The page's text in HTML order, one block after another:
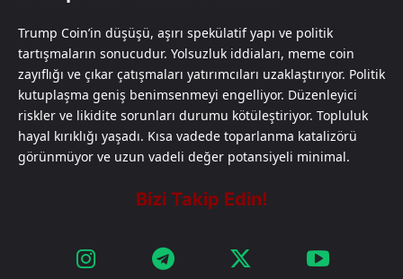
Trump Coin’in düşüşü, aşırı spekülatif yapı ve politik
tartışmaların sonucudur. Yolsuzluk iddiaları, meme coin
zayıflığı ve çıkar çatışmaları yatırımcıları uzaklaştırıyor. Politik
kutuplaşma geniş benimsenmeyi engelliyor. Düzenleyici
riskler ve likidite sorunları durumu kötüleştiriyor. Topluluk
hayal kırıklığı yaşadı. Kısa vadede toparlanma katalizörü
görünmüyor ve uzun vadeli değer potansiyeli minimal.